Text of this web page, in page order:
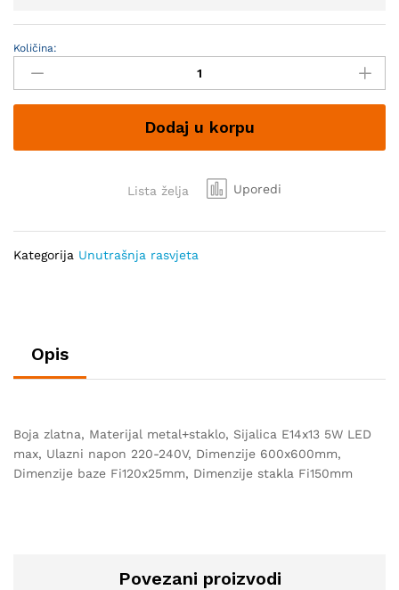
Luster
Taylor
ML-
PB77-
quantity
Količina:
Dodaj u korpu
Lista želja Uporedi
Kategorija Unutrašnja rasvjeta
Opis
Boja zlatna, Materijal metal+staklo, Sijalica E14x13 5W LED
max, Ulazni napon 220-240V, Dimenzije 600x600mm,
Dimenzije baze Fi120x25mm, Dimenzije stakla Fi150mm
Povezani proizvodi